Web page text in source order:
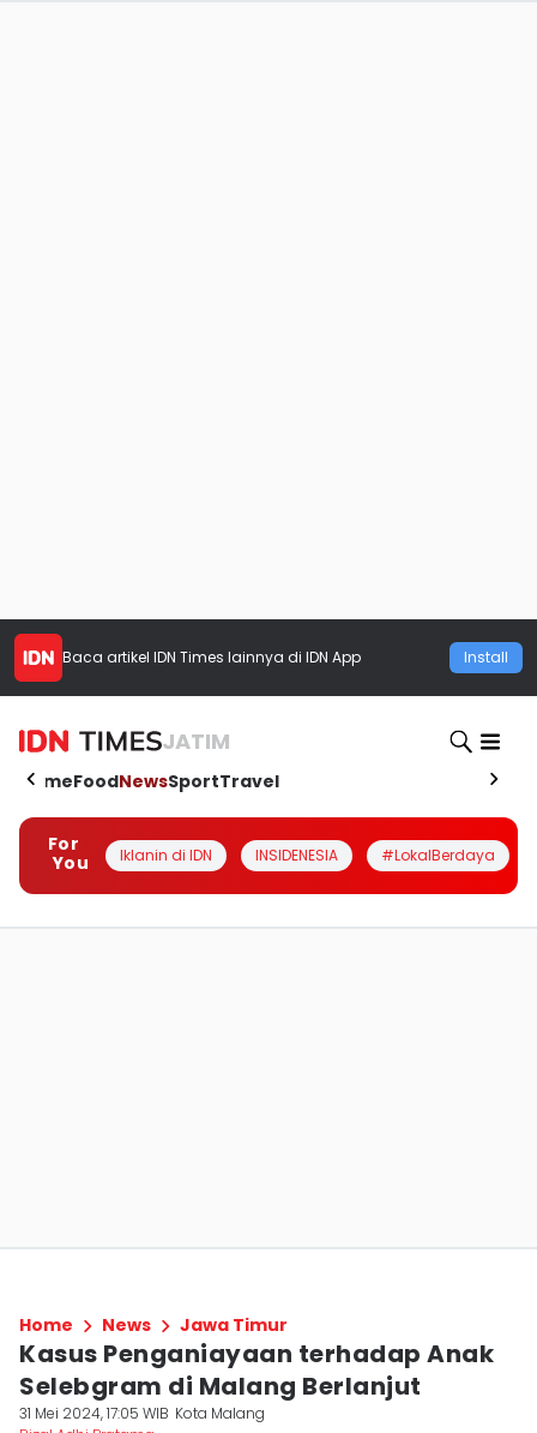
Baca artikel IDN Times lainnya di IDN App Install
JATIM
HomeFoodNewsSportTravel
For
You
Iklanin di IDN INSIDENESIA #LokalBerdaya
Home News Jawa Timur
Kasus Penganiayaan terhadap Anak
Selebgram di Malang Berlanjut
31 Mei 2024, 17:05 WIB Kota Malang